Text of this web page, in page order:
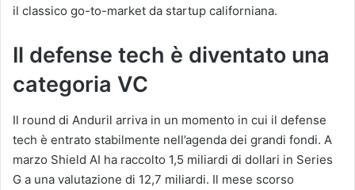
il classico go-to-market da startup californiana.
Il defense tech è diventato una
categoria VC
Il round di Anduril arriva in un momento in cui il defense
tech è entrato stabilmente nell’agenda dei grandi fondi. A
marzo Shield AI ha raccolto 1,5 miliardi di dollari in Series
G a una valutazione di 12,7 miliardi. Il mese scorso